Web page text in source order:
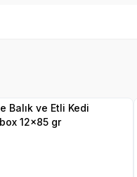
Balık ve Etli Kedi
12x85 gr